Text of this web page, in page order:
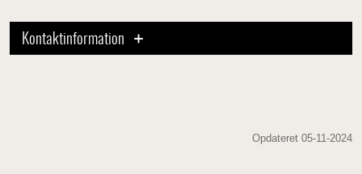
Kontaktinformation
Opdateret 05-11-2024